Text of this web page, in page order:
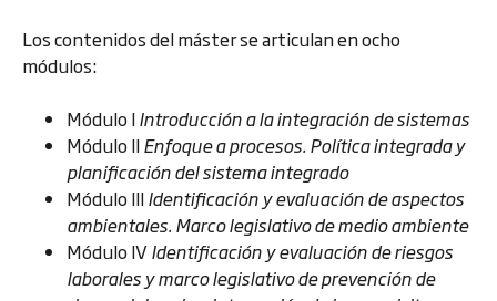
Los contenidos del máster se articulan en ocho
módulos:
Módulo IIntroducción a la integración de sistemas
Módulo IIEnfoque a procesos. Política integrada y
planificación del sistema integrado
Módulo IIIIdentificación y evaluación de aspectos
ambientales. Marco legislativo de medio ambiente
Módulo IVIdentificación y evaluación de riesgos
laborales y marco legislativo de prevención de